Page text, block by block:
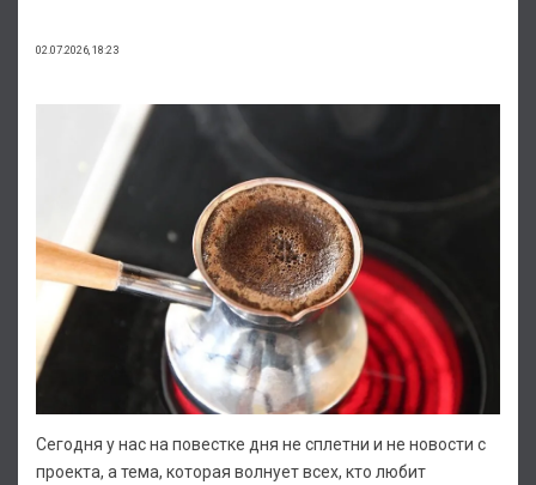
02.07.2026, 18:23
Сегодня у нас на повестке дня не сплетни и не новости с
проекта, а тема, которая волнует всех, кто любит